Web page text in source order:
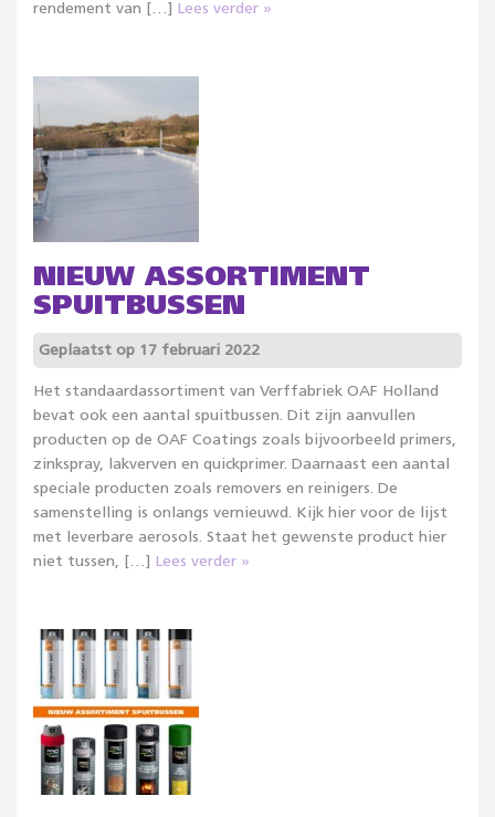
rendement van […]
Lees verder »
NIEUW ASSORTIMENT
SPUITBUSSEN
Geplaatst op 17 februari 2022
Het standaardassortiment van Verffabriek OAF Holland
bevat ook een aantal spuitbussen. Dit zijn aanvullen
producten op de OAF Coatings zoals bijvoorbeeld primers,
zinkspray, lakverven en quickprimer. Daarnaast een aantal
speciale producten zoals removers en reinigers. De
samenstelling is onlangs vernieuwd. Kijk hier voor de lijst
met leverbare aerosols. Staat het gewenste product hier
niet tussen, […]
Lees verder »